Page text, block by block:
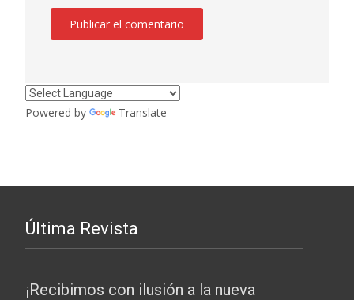
Powered by Translate
Última Revista
¡Recibimos con ilusión a la nueva